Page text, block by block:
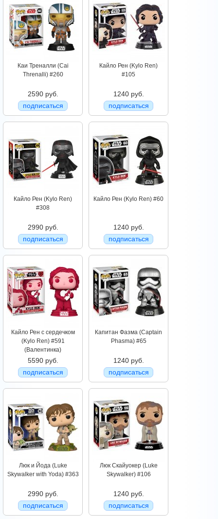
Каи Треналли (Cai
Threnalli) #260
2590 руб.
подписаться
Кайло Рен (Kylo Ren)
#105
1240 руб.
подписаться
Кайло Рен (Kylo Ren)
#308
2990 руб.
подписаться
Кайло Рен (Kylo Ren) #60
1240 руб.
подписаться
Кайло Рен с сердечком
(Kylo Ren) #591
(Валентинка)
5590 руб.
подписаться
Капитан Фазма (Captain
Phasma) #65
1240 руб.
подписаться
Люк и Йода (Luke
Skywalker with Yoda) #363
2990 руб.
подписаться
Люк Скайуокер (Luke
Skywalker) #106
1240 руб.
подписаться